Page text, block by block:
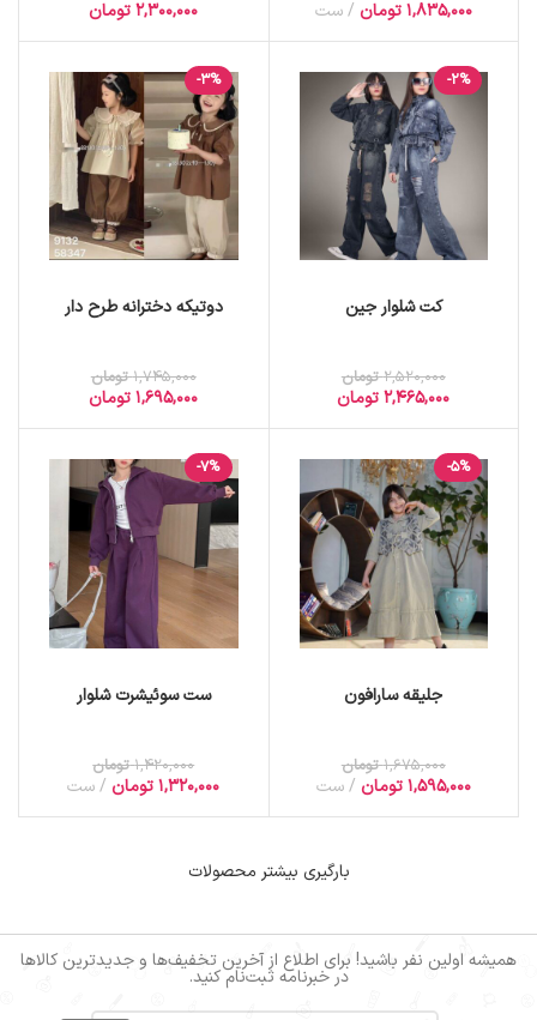
1,835,000 تومان ست 2,300,000 تومان
-2%
کت شلوار جین
2,520,000 تومان
2,465,000 تومان
-3%
دوتیکه دخترانه طرح دار
1,745,000 تومان
1,695,000 تومان
-5%
جلیقه سارافون
1,675,000 تومان
1,595,000 تومان ست
-7%
ست سوئیشرت شلوار
1,420,000 تومان
1,320,000 تومان ست
بارگیری بیشتر محصولات
همیشه اولین نفر باشید! برای اطلاع از آخرین تخفیف‌ها و جدیدترین کالاها
در خبرنامه ثبت‌نام کنید.